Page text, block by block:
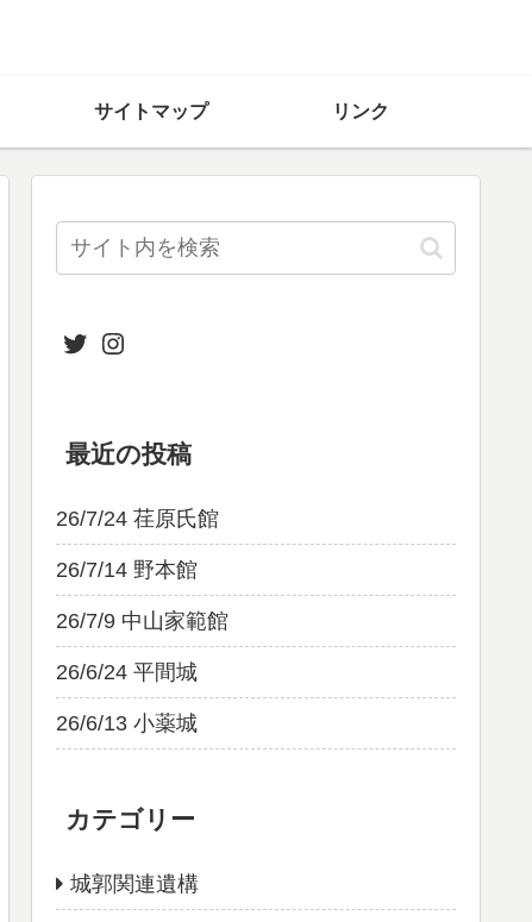
サイトマップ リンク
Twitter
最近の投稿
26/7/24 荏原氏館
26/7/14 野本館
26/7/9 中山家範館
26/6/24 平間城
26/6/13 小薬城
カテゴリー
城郭関連遺構